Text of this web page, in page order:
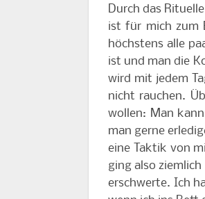
Durch das
ist für mich zum
höchstens alle
ist und man die
wird mit jedem
nicht rauchen.
wollen: Man
man gerne
eine Taktik von
ging also
erschwerte. Ich